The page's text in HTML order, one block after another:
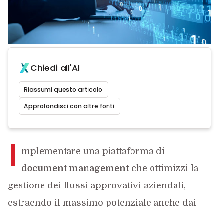
Chiedi all'AI
Riassumi questo articolo
Approfondisci con altre fonti
I
mplementare una piattaforma di
document managementche ottimizzi la
gestione dei flussi approvativi aziendali,
estraendo il massimo potenziale anche dai